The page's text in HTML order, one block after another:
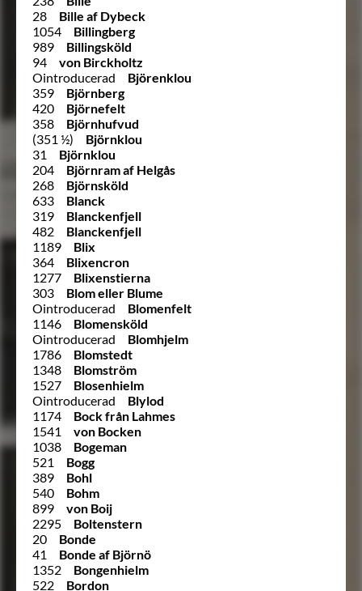
28
Bille af Dybeck
1054
Billingberg
989
Billingsköld
94
von Birckholtz
Ointroducerad
Björenklou
359
Björnberg
420
Björnefelt
358
Björnhufvud
(351 ½)
Björnklou
31
Björnklou
204
Björnram af Helgås
268
Björnsköld
633
Blanck
319
Blanckenfjell
482
Blanckenfjell
1189
Blix
364
Blixencron
1277
Blixenstierna
303
Blom eller Blume
Ointroducerad
Blomenfelt
1146
Blomensköld
Ointroducerad
Blomhjelm
1786
Blomstedt
1348
Blomström
1527
Blosenhielm
Ointroducerad
Blylod
1174
Bock från Lahmes
1541
von Bocken
1038
Bogeman
521
Bogg
389
Bohl
540
Bohm
899
von Boij
2295
Boltenstern
20
Bonde
41
Bonde af Björnö
1352
Bongenhielm
522
Bordon